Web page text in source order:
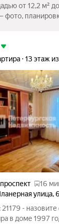
от 12,2 м²
13 этаж
16
улица,
-
в доме 1997